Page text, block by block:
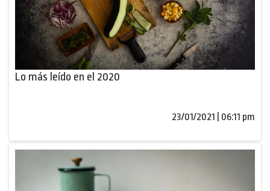
Lo más leído en el 2020
23/01/2021 | 06:11 pm